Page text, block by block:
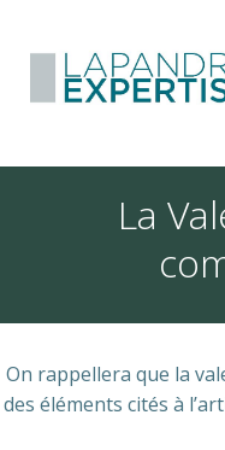
LAPANDRY
EXPERTISES
La
On rappellera que la
des éléments cités à